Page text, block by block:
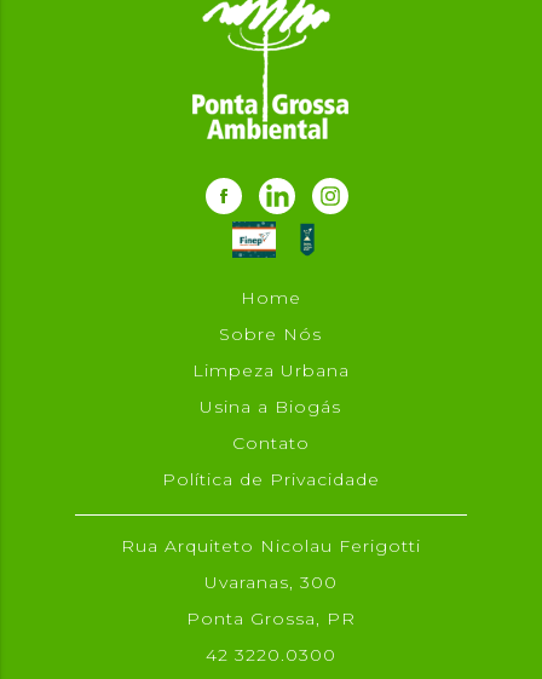
Home
Sobre Nós
Limpeza Urbana
Usina a Biogás
Contato
Política de Privacidade
Rua Arquiteto Nicolau Ferigotti
Uvaranas, 300
Ponta Grossa, PR
42 3220.0300